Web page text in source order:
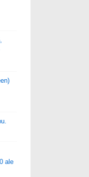
ale